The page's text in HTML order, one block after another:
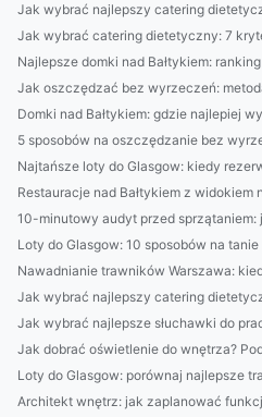
Jak wybrać najlepszy catering
Jak wybrać catering dietetyczny: 7
Najlepsze domki nad Bałtykiem:
Jak oszczędzać bez wyrzeczeń:
Domki nad Bałtykiem: gdzie najlepiej
5 sposobów na oszczędzanie bez
Najtańsze loty do Glasgow: kiedy
Restauracje nad Bałtykiem z widokiem
10-minutowy audyt przed sprzątaniem:
Loty do Glasgow: 10 sposobów na
Nawadnianie trawników Warszawa:
Jak wybrać najlepszy catering
Jak wybrać najlepsze słuchawki do
Jak dobrać oświetlenie do wnętrza?
Loty do Glasgow: porównaj najlepsze
Architekt wnętrz: jak zaplanować